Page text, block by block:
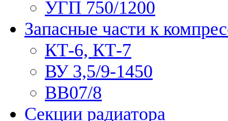
УГП 750/1200
Запасные части к
КТ-6, КТ-7
ВУ 3,5/9-1450
ВВ07/8
Секции радиатора